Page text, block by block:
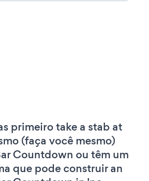
primeiro take a stab at
(faça você mesmo)
Countdown ou têm um
que pode construir an